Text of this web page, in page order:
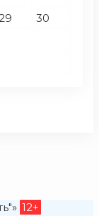
30
12+